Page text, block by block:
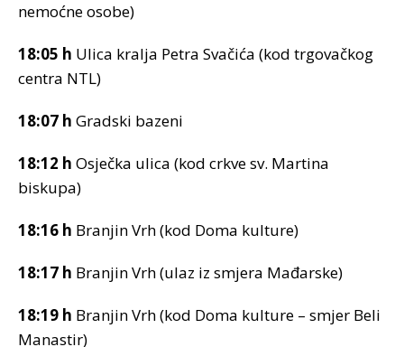
nemoćne osobe)
18:05 h Ulica kralja Petra Svačića (kod trgovačkog
centra NTL)
18:07 h Gradski bazeni
18:12 h Osječka ulica (kod crkve sv. Martina
biskupa)
18:16 h Branjin Vrh (kod Doma kulture)
18:17 h Branjin Vrh (ulaz iz smjera Mađarske)
18:19 h Branjin Vrh (kod Doma kulture – smjer Beli
Manastir)